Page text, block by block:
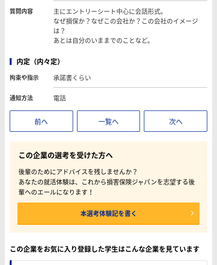
質問内容
主にエントリーシート中心に会話形式。
なぜ損保か？なぜこの会社か？この会社のイメージ
は？
あとは自分のいままでのことなど。
内定（内々定）
拘束や指示 承諾書くらい
通知方法 電話
前へ 一覧へ 次へ
この企業の選考を受けた方へ
後輩のためにアドバイスを残しませんか？
あなたの就活体験は、これから損害保険ジャパンを志望する後
輩へのエールになります！
本選考体験記を書く
この企業をお気に入り登録した学生はこんな企業を見ています